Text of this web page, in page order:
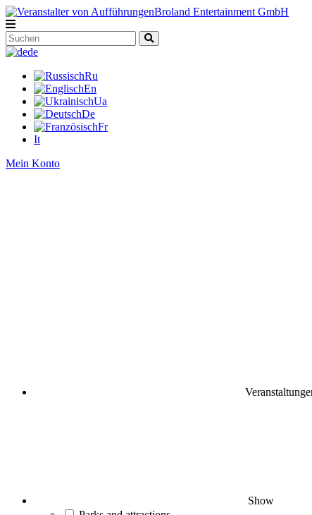
de
Ru
En
Ua
De
Fr
It
Mein Konto
Show